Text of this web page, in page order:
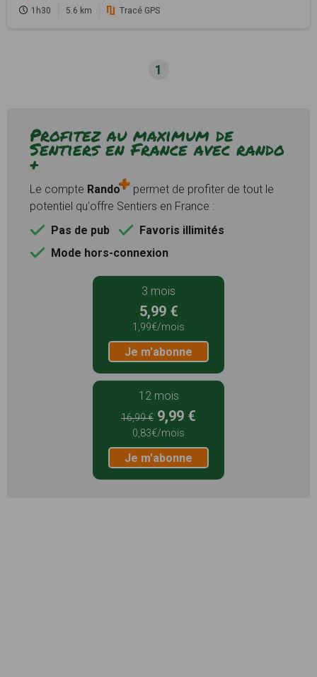
1h30 5.6 km Tracé GPS
1
Profitez au maximum de
Sentiers en France avec rando
+
Le compte Rando
permet de profiter de tout le
potentiel qu'offre Sentiers en France :
Pas de pub
Favoris illimités
Mode hors-connexion
3 mois
5,99 €
1,99€/mois
Je m'abonne
12 mois
16,99 € 9,99 €
0,83€/mois
Je m'abonne